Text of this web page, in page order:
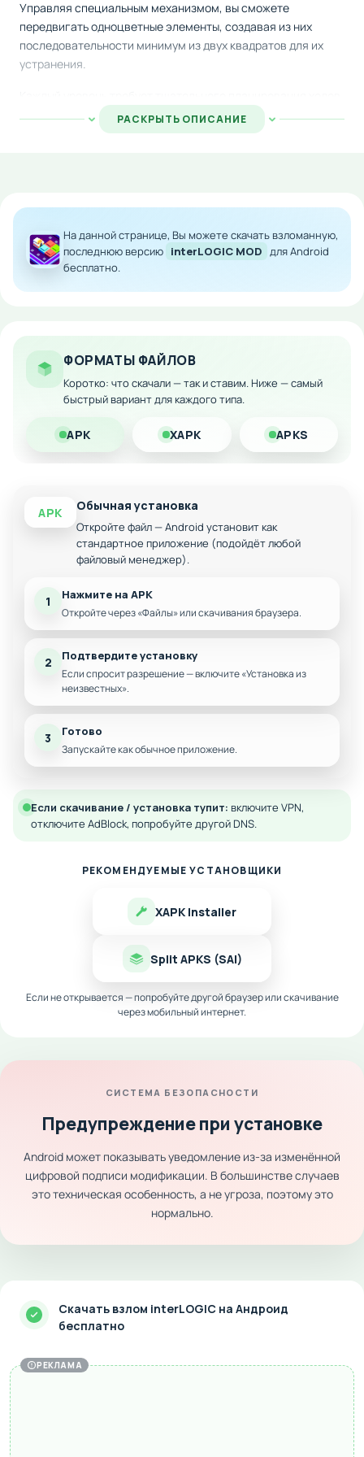
Управляя специальным механизмом, вы сможете
передвигать одноцветные элементы, создавая из них
последовательности минимум из двух квадратов для их
устранения.
так как неправильное движение вернёт вас к началу этапа.
Система отката последних действий поможет исправить
Неограниченное количество жизней
потери прогресса
Удалённые системы штрафов и перезагрузок
Скачайте модифицированную версию interLOGIC на Android
и наслаждайтесь головоломкой без преград!
РАСКРЫТЬ ОПИСАНИЕ
На данной странице, Вы можете скачать взломанную,
последнюю версию interLOGIC MOD для Android
бесплатно.
ФОРМАТЫ ФАЙЛОВ
Коротко: что скачали — так и ставим. Ниже — самый
быстрый вариант для каждого типа.
APK XAPK APKS
APK Обычная установка
Откройте файл — Android установит как
стандартное приложение (подойдёт любой
файловый менеджер).
1 Нажмите на APK
Откройте через «Файлы» или скачивания браузера.
2 Подтвердите установку
Если спросит разрешение — включите «Установка из
неизвестных».
3 Готово
Запускайте как обычное приложение.
Если скачивание / установка тупит: включите VPN,
отключите AdBlock, попробуйте другой DNS.
РЕКОМЕНДУЕМЫЕ УСТАНОВЩИКИ
XAPK Installer
Split APKS (SAI)
Если не открывается — попробуйте другой браузер или скачивание
через мобильный интернет.
СИСТЕМА БЕЗОПАСНОСТИ
Предупреждение при установке
Android может показывать уведомление из-за изменённой
цифровой подписи модификации. В большинстве случаев
это техническая особенность, а не угроза, поэтому это
нормально.
Скачать взлом interLOGIC на Андроид
бесплатно
РЕКЛАМА